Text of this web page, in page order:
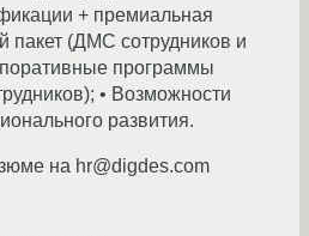
+ премиальная
пакет (ДМС сотрудников и
программы
• Возможности
развития.
на hr@digdes.com